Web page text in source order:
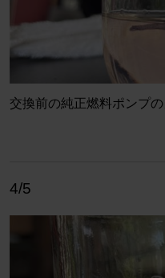
交換前の純正燃料ポンプの
4/5